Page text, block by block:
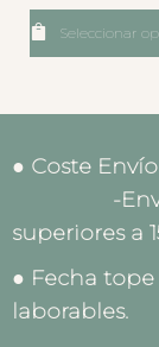
Seleccionar
● Coste
-Envío
superiores a
● Fecha tope
laborables.